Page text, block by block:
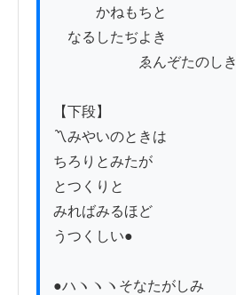
かねもちと
なるしたぢよき
ゑんぞたのしき
【下段】
〽みやいのときは
ちろりとみたが
とつくりと
みればみるほど
うつくしい●
●ハヽヽヽそなたがしみ